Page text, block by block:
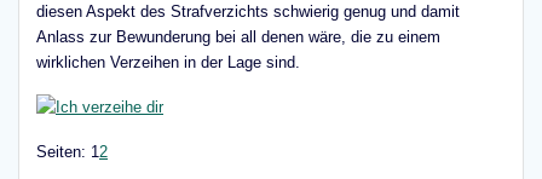
diesen Aspekt des Strafverzichts schwierig genug und damit
Anlass zur Bewunderung bei all denen wäre, die zu einem
wirklichen Verzeihen in der Lage sind.
Seiten: Seite
1 ,
Seite
2